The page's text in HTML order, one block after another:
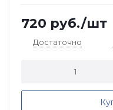
720 руб./шт
Достаточно